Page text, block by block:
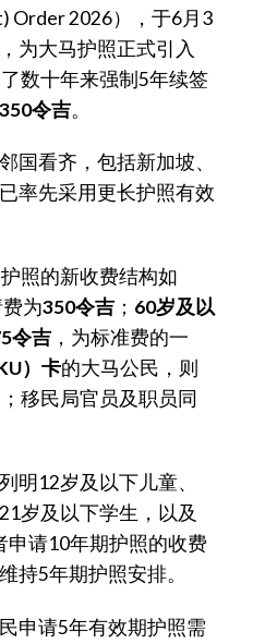
Order 2026），于6月3
为大马护照正式引入
数十年来强制5年续签
350令吉。
国看齐，包括新加坡、
率先采用更长护照有效
照的新收费结构如
为350令吉 ； 60岁及以
令吉 ，为标准费的一
）卡的大马公民，则
移民局官员及职员同
明12岁及以下儿童、
岁及以下学生，以及
申请10年期护照的收费
持5年期护照安排。
申请5年有效期护照需